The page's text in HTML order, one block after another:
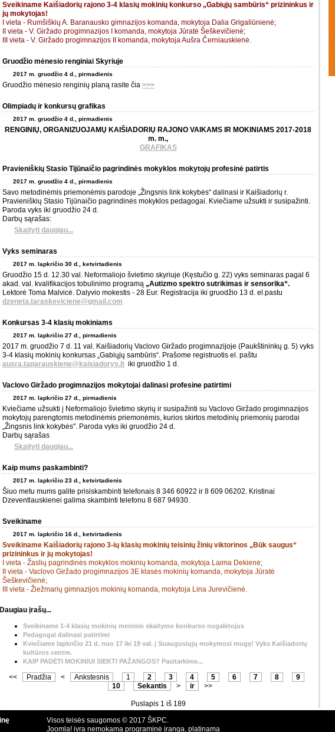
Sveikiname Kaišiadorių rajono 3-4 klasių mokinių konkurso „Gabiųjų sambūris“ prizininkus ir
jų mokytojas!
I vieta - Rumšiškių A. Baranausko gimnazijos komanda, mokytoja Dalia Grigaliūnienė;
II vieta - V. Giržado progimnazijos I komanda, mokytoja Jūratė Šeškevičienė;
III vieta - V. Giržado progimnazijos II komanda, mokytoja Aušra Černiauskienė.
Gruodžio mėnesio renginiai Skyriuje
2017 m. gruodžio 4 d., pirmadienis
Gruodžio mėnesio renginių planą rasite čia >>>
Olimpiadų ir konkursų grafikas
2017 m. gruodžio 4 d., pirmadienis
RENGINIŲ, ORGANIZUOJAMŲ KAIŠIADORIŲ RAJONO VAIKAMS IR MOKINIAMS 2017-2018
m. m.,
GRAFIKAS
Pravieniškių Stasio Tijūnaičio pagrindinės mokyklos mokytojų profesinė patirtis
2017 m. gruodžio 4 d., pirmadienis
Savo metodinėmis priemonėmis parodoje „Žingsnis link kokybės“ dalinasi ir Kaišiadorių r.
Pravieniškių Stasio Tijūnaičio pagrindinės mokyklos pedagogai. Kviečiame užsukti ir susipažinti.
Paroda vyks iki gruodžio 24 d.
Darbų sąrašas:
Skaityti daugiau...
Vyks seminaras
2017 m. lapkričio 30 d., ketvirtadienis
Gruodžio 15 d. 12.30 val. Neformaliojo švietimo skyriuje (Kęstučio g. 22) vyks seminaras pagal 6
akad. val. kvalifikacijos tobulinimo programą „Autizmo spektro sutrikimas ir sensorika“.
Lektorė Toma Malvicė. Dalyvio mokestis - 28 Eur. Registracija iki gruodžio 13 d. el.pastu
dzeneta.taraskeviciene@gmail.com
Konkursas 3-4 klasių mokiniams
2017 m. lapkričio 27 d., pirmadienis
2017 m. gruodžio 7 d. 11 val. Kaišiadorių Vaclovo Giržado progimnazijoje (Paukštininkų g. 5) vyks
3-4 klasių mokinių konkursas „Gabiųjų sambūris“. Prašome registruotis el. paštu
ausra.taparauskiene@kaisiadorys.lt iki gruodžio 1 d.
Vaclovo Giržado progimnazijos mokytojai dalinasi profesine patirtimi
2017 m. lapkričio 27 d., pirmadienis
Kviečiame užsukti į Neformaliojo švietimo skyrių ir susipažinti su Vaclovo Giržado progimnazijos
mokytojų parengtomis metodinėmis priemonėmis, kurios skirtos metodinių priemonių parodai
„Žingsnis link kokybės". Paroda vyks iki gruodžio 24 d.
Darbų sąrašas
Skaityti daugiau...
Kaip mums paskambinti?
2017 m. lapkričio 23 d., ketvirtadienis
Šiuo metu mums galite prisiskambinti telefonais 8 346 60922 ir 8 609 06202. Kristinai
Dzeventlauskienei galima skambinti telefonu 8 687 94930.
Sveikiname
2017 m. lapkričio 16 d., ketvirtadienis
Sveikiname Kaišiadorių rajono 3-ių klasių mokinių teisinių žinių viktorinos „Būk saugus“
prizininkus ir jų mokytojas!
I vieta - Žaslių pagrindinės mokyklos mokinių komanda, mokytoja Laima Dekienė;
II vieta - Vaclovo Giržado progimnazijos 3E klasės mokinių komanda, mokytoja Jūratė
Šeškevičienė;
III vieta - Žiežmarių gimnazijos mokinių komanda, mokytoja Lina Jurevičienė.
Daugiau įrašų...
Sveikiname 1-4 klasių mokinių meninio skaitymo konkurso nugalėtojus
Pedagogai dalinasi patirtimi
Kviečiame lapkričio 21 d. nuo 17 iki 19 val. į Suaugusiųjų mokymosi mugę! Vyks Kaišiadorių
kultūros centre.
KAIP PADĖTI MOKINIUI SIEKTI PAŽANGOS? Pasitarkime...
<< Pradžia < Ankstesnis 1 2 3 4 5 6 7 8
9
10
Sekantis > ir >>
Puslapis 1 iš 189
Visos teisės saugomos © 2017 ŠKPC.
Joomla! iyra nemokama programinė įranga, platinama